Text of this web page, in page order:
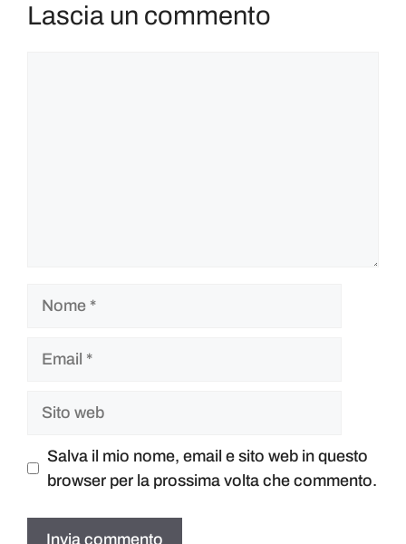
Lascia un commento
Salva il mio nome, email e sito web in questo
browser per la prossima volta che commento.